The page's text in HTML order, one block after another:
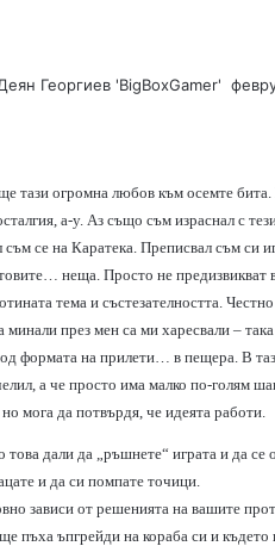
Георгиев 'BigBoxGamer' S
a
a
i
l
тази огромна любов към осемте
а-у. Аз също съм израснал с
се на Каратека. Преписвал съм си
неща. Просто не предизвикват
тема и състезателността.
минали през мен са ми харесвали –
формата на прилети… в пещера. В
а че просто има малко по-голям
мога да потвърдя, че идеята работи.
дали да „ръшнете“ играта и да се
и да си помпате точици.
зависи от решенията на вашите
пъха ъпгрейди на кораба си и